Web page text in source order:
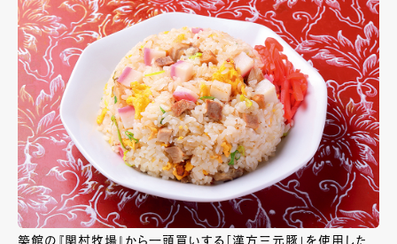
築館の『関村牧場』から一頭買いする「漢方三元豚」を使用した